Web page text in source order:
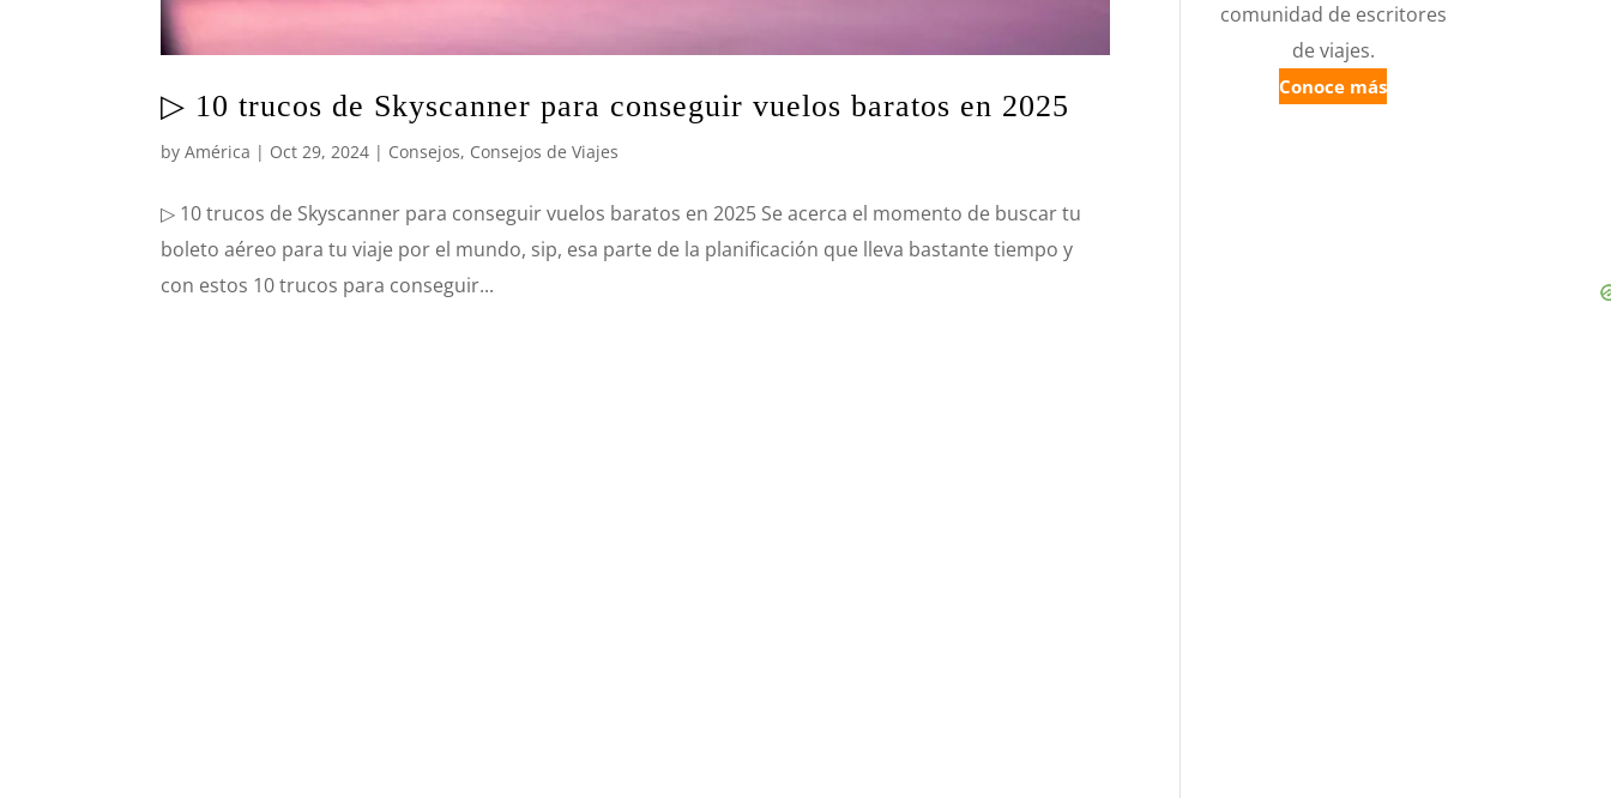
▷ 10 trucos de Skyscanner para conseguir vuelos baratos en 2025
byAmérica | Oct 29, 2024 | Consejos, Consejos de Viajes
▷ 10 trucos de Skyscanner para conseguir vuelos baratos en 2025 Se acerca el momento de buscar tu
boleto aéreo para tu viaje por el mundo, sip, esa parte de la planificación que lleva bastante tiempo y
con estos 10 trucos para conseguir...
comunidad de escritores
de viajes.
Conoce más